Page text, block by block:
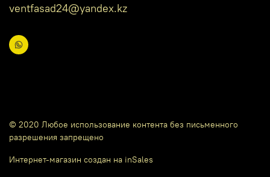
ventfasad24@yandex.kz
© 2020 Любое использование контента без письменного
разрешения запрещено
Интернет-магазин создан на inSales